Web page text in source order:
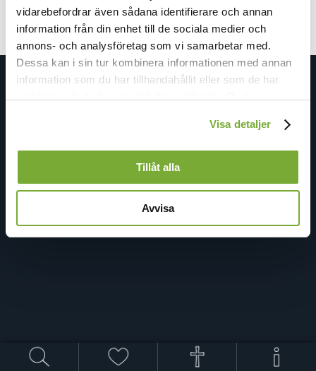
vidarebefordrar även sådana identifierare och annan
information från din enhet till de sociala medier och
annons- och analysföretag som vi samarbetar med.
Dessa kan i sin tur kombinera informationen med annan
information som du har tillhandahållit eller som de har
-länken i nedre delen
Visa detaljer
Tillåt alla
Avvisa